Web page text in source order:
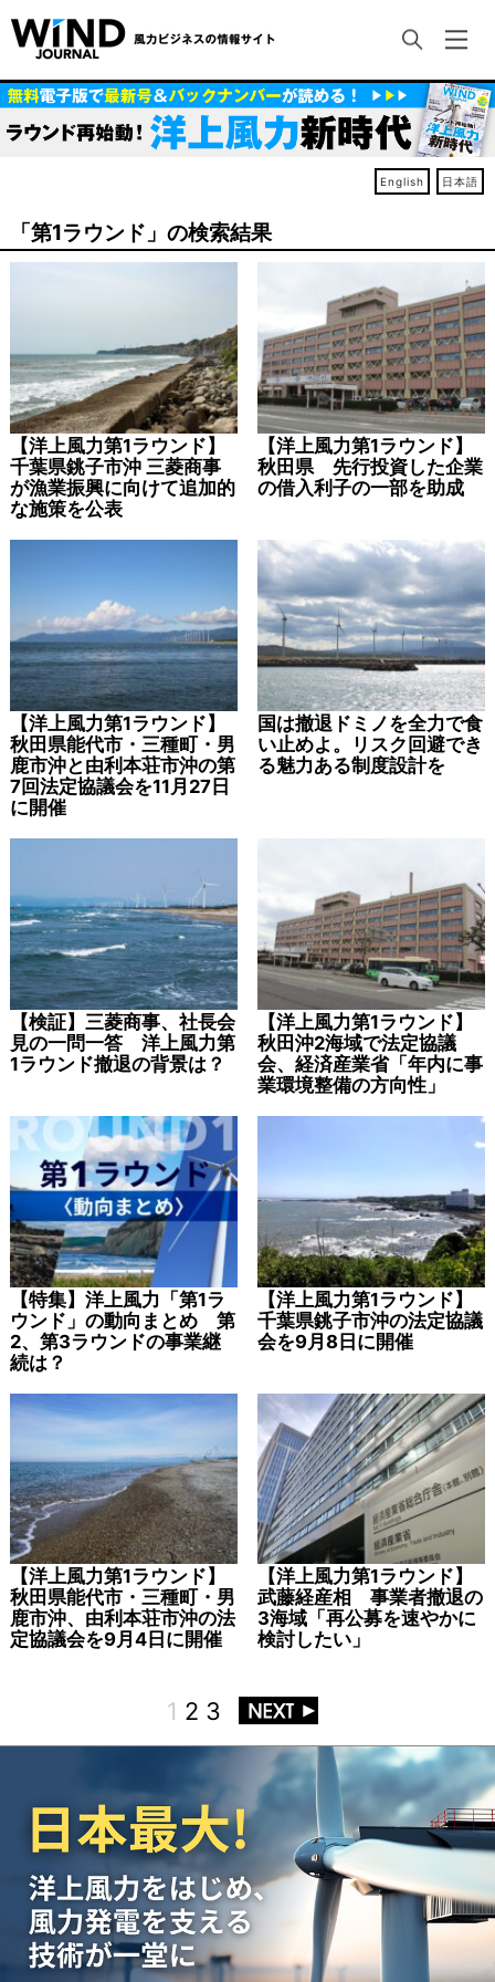
English 日本語
「第1ラウンド」の検索結果
【洋上風力第1ラウンド】
千葉県銚子市沖 三菱商事
が漁業振興に向けて追加的
な施策を公表
【洋上風力第1ラウンド】
秋田県 先行投資した企業
の借入利子の一部を助成
【洋上風力第1ラウンド】
秋田県能代市・三種町・男
鹿市沖と由利本荘市沖の第
7回法定協議会を11月27日
に開催
国は撤退ドミノを全力で食
い止めよ。リスク回避でき
る魅力ある制度設計を
【検証】三菱商事、社長会
見の一問一答 洋上風力第
1ラウンド撤退の背景は？
【洋上風力第1ラウンド】
秋田沖2海域で法定協議
会、経済産業省「年内に事
業環境整備の方向性」
【特集】洋上風力「第1ラ
ウンド」の動向まとめ 第
2、第3ラウンドの事業継
続は？
【洋上風力第1ラウンド】
千葉県銚子市沖の法定協議
会を9月8日に開催
【洋上風力第1ラウンド】
秋田県能代市・三種町・男
鹿市沖、由利本荘市沖の法
定協議会を9月4日に開催
【洋上風力第1ラウンド】
武藤経産相 事業者撤退の
3海域「再公募を速やかに
検討したい」
1 2 3